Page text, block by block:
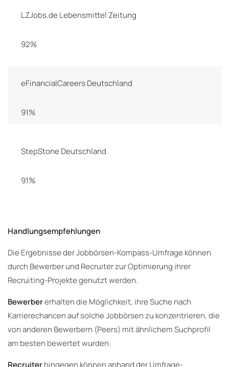
LZJobs.de Lebensmittel Zeitung
92%
eFinancialCareers Deutschland
91%
StepStone Deutschland
91%
Handlungsempfehlungen
Die Ergebnisse der Jobbörsen-Kompass-Umfrage können
durch Bewerber und Recruiter zur Optimierung ihrer
Recruiting-Projekte genutzt werden.
Bewerbererhalten die Möglichkeit, ihre Suche nach
Karrierechancen auf solche Jobbörsen zu konzentrieren, die
von anderen Bewerbern (Peers) mit ähnlichem Suchprofil
am besten bewertet wurden.
Recruiterhingegen können anhand der Umfrage-